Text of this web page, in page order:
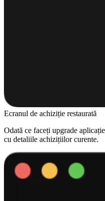
Ecranul de achiziție restaurată
Odată ce faceți upgrade
cu detaliile achizițiilor curente.